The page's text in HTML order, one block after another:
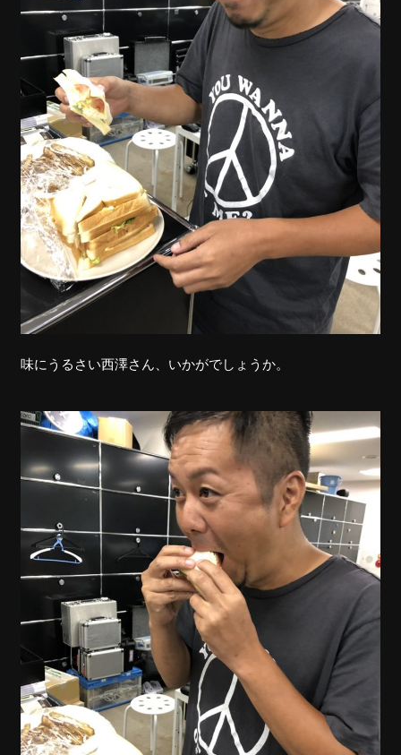
味にうるさい西澤さん、いかがでしょうか。